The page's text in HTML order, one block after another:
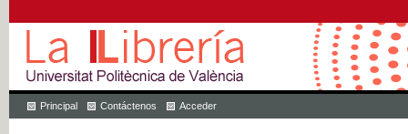
Principal Contáctenos Acceder